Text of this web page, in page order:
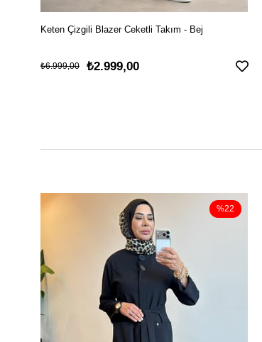
Keten Çizgili Blazer Ceketli Takım - Bej
₺2.999,00
₺6.999,00
%22